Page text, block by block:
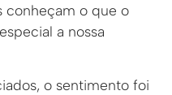
conheçam o que o
a nossa
o sentimento foi